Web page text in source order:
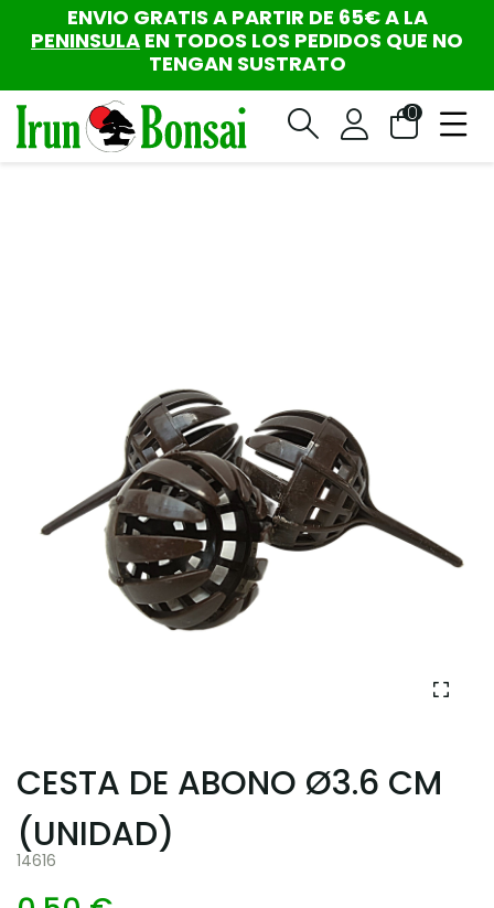
ENVIO GRATIS A PARTIR DE 65€ A LA
PENINSULA EN TODOS LOS PEDIDOS QUE NO
TENGAN SUSTRATO
0
CESTA DE ABONO Ø3.6 CM
(UNIDAD)
14616